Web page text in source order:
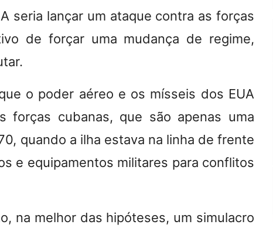
seria lançar um ataque contra as forças
de forçar uma mudança de regime,
o poder aéreo e os mísseis dos EUA
forças cubanas, que são apenas uma
quando a ilha estava na linha de frente
e equipamentos militares para conflitos
na melhor das hipóteses, um simulacro